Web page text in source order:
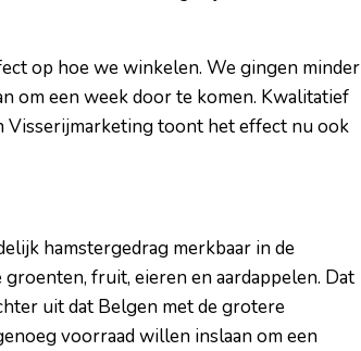
op hoe we winkelen. We gingen minder
om een week door te komen. Kwalitatief
Visserijmarketing toont het effect nu ook
hamstergedrag merkbaar in de
fruit, eieren en aardappelen. Dat
uit dat Belgen met de grotere
voorraad willen inslaan om een